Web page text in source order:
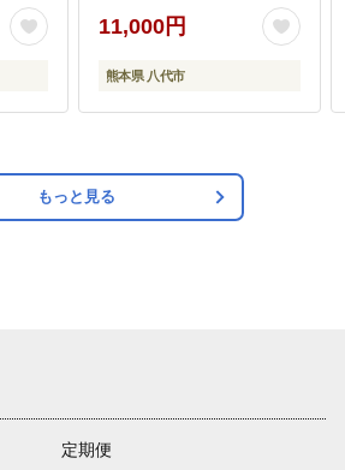
ンド ピクニック 行楽 朝
食 おやつ 夜食
11,000円
熊本県 八代市
もっと見る
定期便